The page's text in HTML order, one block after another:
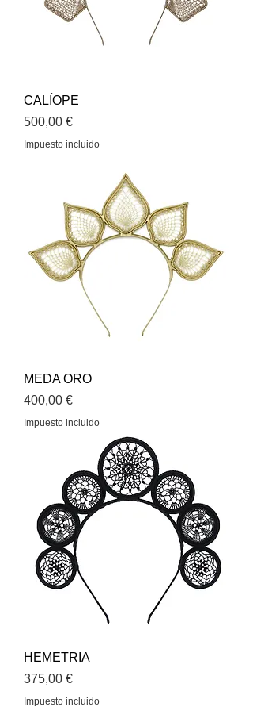
CALÍOPE
Precio
500,00 €
Impuesto incluido
MEDA ORO
Precio
400,00 €
Impuesto incluido
HEMETRIA
Precio
375,00 €
Impuesto incluido